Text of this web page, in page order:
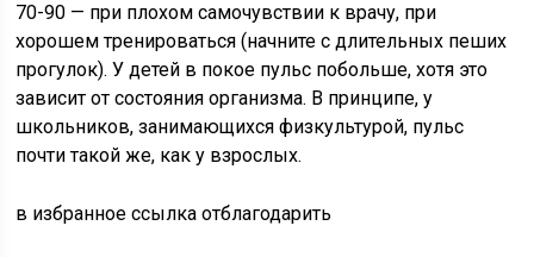
70-90 — при плохом самочувствии к врачу, при
хорошем тренироваться (начните с длительных пеших
прогулок). У детей в покое пульс побольше, хотя это
зависит от состояния организма. В принципе, у
школьников, занимающихся физкультурой, пульс
почти такой же, как у взрослых.
в избранное ссылка отблагодарить